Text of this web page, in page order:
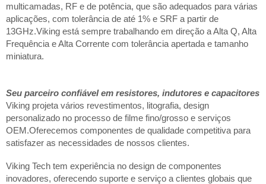
multicamadas, RF e de potência, que são adequados para várias
aplicações, com tolerância de até 1% e SRF a partir de
13GHz.Viking está sempre trabalhando em direção a Alta Q, Alta
Frequência e Alta Corrente com tolerância apertada e tamanho
miniatura.
Seu parceiro confiável em resistores, indutores e capacitores
Viking projeta vários revestimentos, litografia, design
personalizado no processo de filme fino/grosso e serviços
OEM.Oferecemos componentes de qualidade competitiva para
satisfazer as necessidades de nossos clientes.
Viking Tech tem experiência no design de componentes
inovadores, oferecendo suporte e serviço a clientes globais que